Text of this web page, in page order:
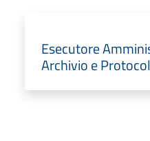
Esecutore
Archivio e